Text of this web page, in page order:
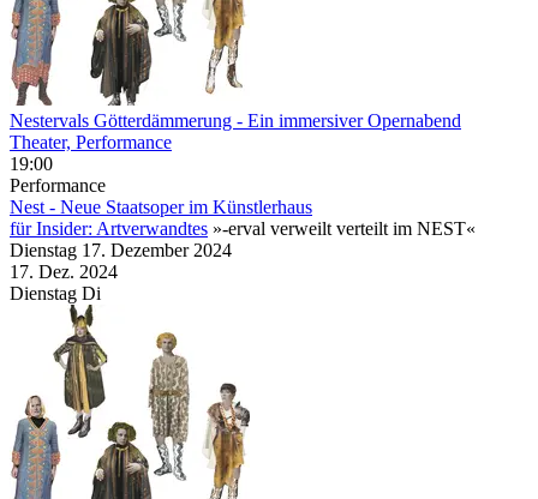
Nestervals Götterdämmerung - Ein immersiver Opernabend
Theater, Performance
19:00
Performance
Nest - Neue Staatsoper im Künstlerhaus
für Insider: Artverwandtes »-erval verweilt verteilt im NEST«
Dienstag 17. Dezember 2024
17. Dez. 2024
Dienstag Di